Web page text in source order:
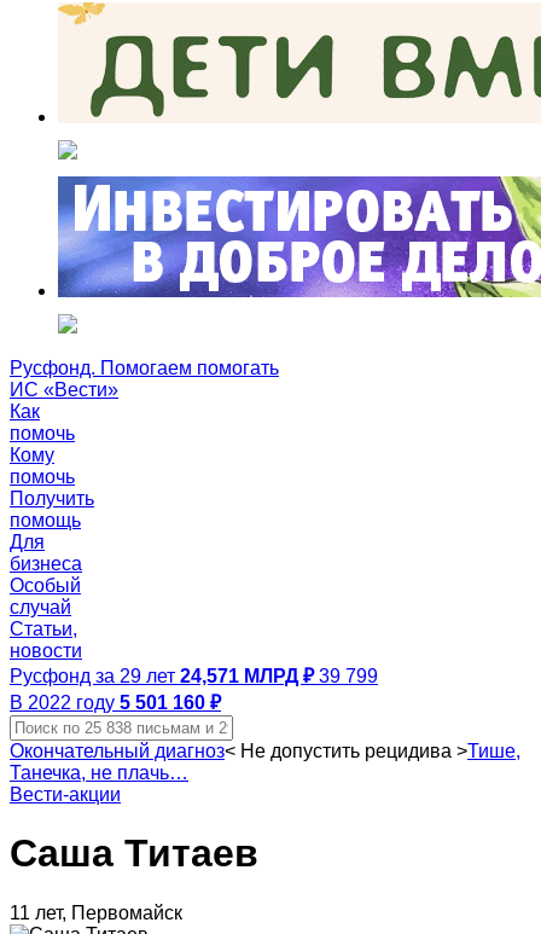
Русфонд. Помогаем помогать
ИС «Вести»
Как
помочь
Кому
помочь
Получить
помощь
Для
бизнеса
Особый
случай
Статьи,
новости
Русфонд за 29 лет 24,571 МЛРД ₽ 39 799
В 2022 году 5 501 160 ₽
Окончательный диагноз< Не допустить рецидива >Тише,
Танечка, не плачь…
Вести-акции
Саша Титаев
11 лет, Первомайск